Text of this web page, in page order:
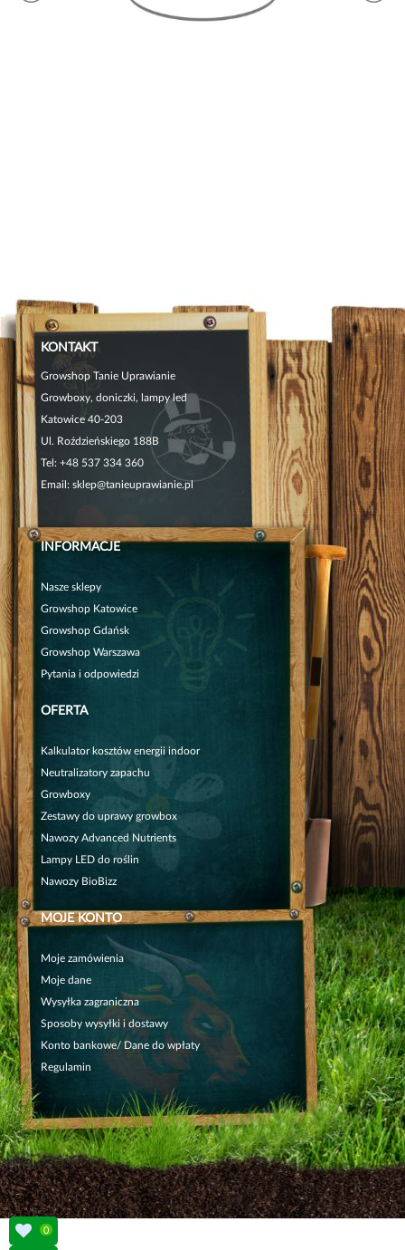
0
KONTAKT
Growshop Tanie Uprawianie
Growboxy, doniczki, lampy led
Katowice 40-203
Ul. Roździeńskiego 188B
Tel: +48 537 334 360
Email: sklep@tanieuprawianie.pl
INFORMACJE
Nasze sklepy
Growshop Katowice
Growshop Gdańsk
Growshop Warszawa
Pytania i odpowiedzi
OFERTA
Kalkulator kosztów energii indoor
Neutralizatory zapachu
Growboxy
Zestawy do uprawy growbox
Nawozy Advanced Nutrients
Lampy LED do roślin
Nawozy BioBizz
MOJE KONTO
Moje zamówienia
Moje dane
Wysyłka zagraniczna
Sposoby wysyłki i dostawy
Konto bankowe/ Dane do wpłaty
Regulamin